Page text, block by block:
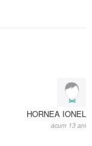
HORNEA IONEL
acum 13 ani